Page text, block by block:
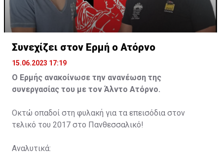
Συνεχίζει στον Ερμή ο Ατόρνο
15.06.2023 17:19
Ο Ερμής ανακοίνωσε την ανανέωση της
συνεργασίας του με τον Άλντο Ατόρνο.
Οκτώ οπαδοί στη φυλακή για τα επεισόδια στον
τελικό του 2017 στο Πανθεσσαλικό!
Αναλυτικά: